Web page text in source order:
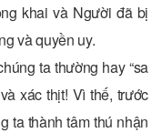
khai và Người đã bị
và quyền uy.
ta thường hay “sa
xác thịt! Vì thế, trước
ta thành tâm thú nhận